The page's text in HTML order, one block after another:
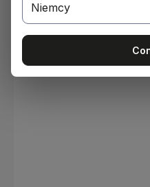
Pomiń galerię zdjęć